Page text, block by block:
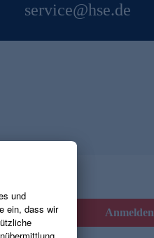
service@hse.de
Anmelden